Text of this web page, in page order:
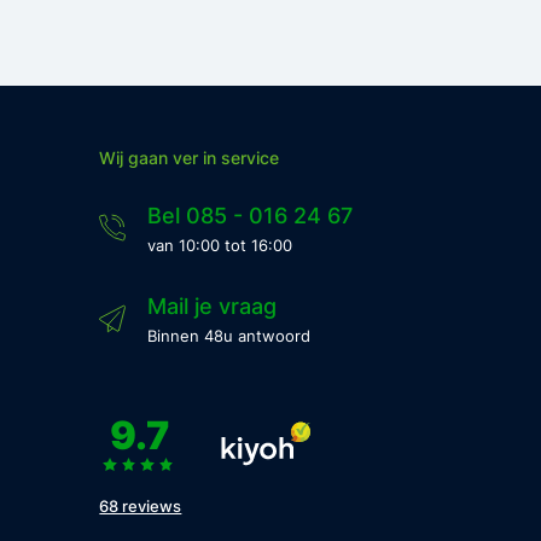
Wij gaan ver in service
Bel 085 - 016 24 67
van 10:00 tot 16:00
Mail je vraag
Binnen 48u antwoord
9.7
68 reviews